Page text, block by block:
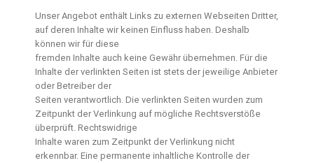
Unser Angebot enthält Links zu externen Webseiten Dritter,
auf deren Inhalte wir keinen Einfluss haben. Deshalb
können wir für diese
fremden Inhalte auch keine Gewähr übernehmen. Für die
Inhalte der verlinkten Seiten ist stets der jeweilige Anbieter
oder Betreiber der
Seiten verantwortlich. Die verlinkten Seiten wurden zum
Zeitpunkt der Verlinkung auf mögliche Rechtsverstöße
überprüft. Rechtswidrige
Inhalte waren zum Zeitpunkt der Verlinkung nicht
erkennbar. Eine permanente inhaltliche Kontrolle der